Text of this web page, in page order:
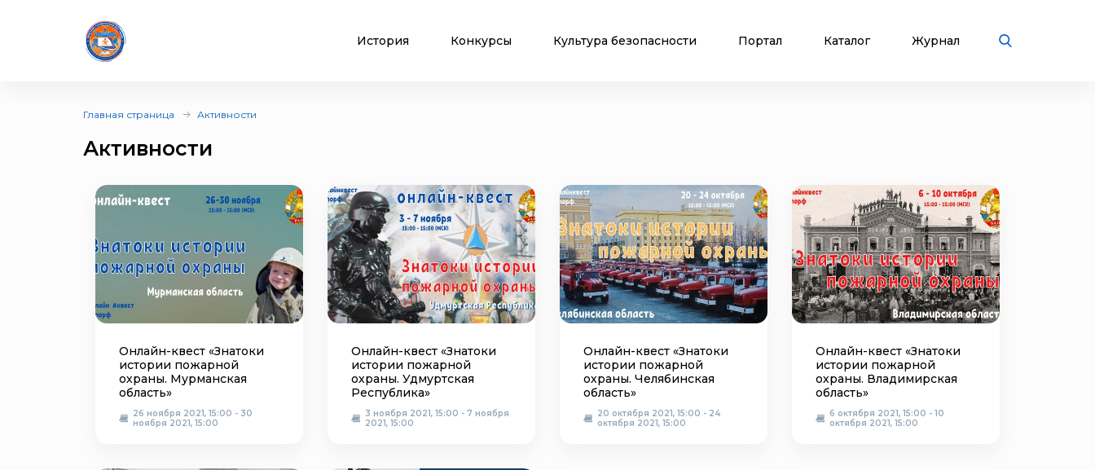
История Конкурсы Культура безопасности Портал Каталог Журнал
Главная страница Активности
Активности
Онлайн-квест «Знатоки
истории пожарной
охраны. Мурманская
область»
26 ноября 2021, 15:00 - 30
ноября 2021, 15:00
Онлайн-квест «Знатоки
истории пожарной
охраны. Удмуртская
Республика»
3 ноября 2021, 15:00 - 7 ноября
2021, 15:00
Онлайн-квест «Знатоки
истории пожарной
охраны. Челябинская
область»
20 октября 2021, 15:00 - 24
октября 2021, 15:00
Онлайн-квест «Знатоки
истории пожарной
охраны. Владимирская
область»
6 октября 2021, 15:00 - 10
октября 2021, 15:00